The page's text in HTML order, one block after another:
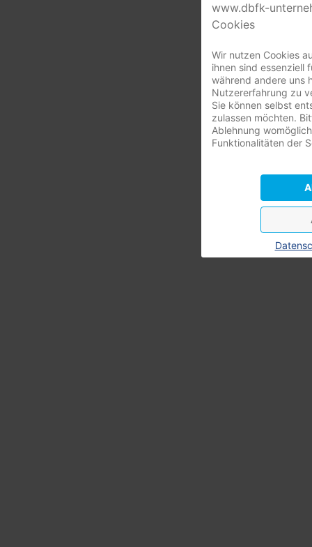
www.dbfk-
Cookies
Wir nutzen Cookies
ihnen sind essenziell
während andere uns
Nutzererfahrung zu
Sie können selbst
zulassen möchten.
Ablehnung
Funktionalitäten der